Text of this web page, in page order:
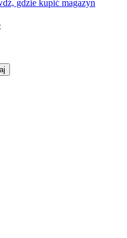
gdzie kupić magazyn